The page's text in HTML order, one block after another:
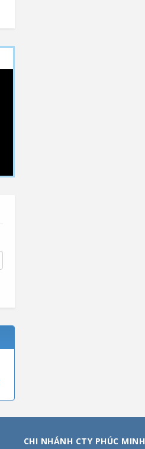
CHI NHÁNH CTY PHÚC MINH